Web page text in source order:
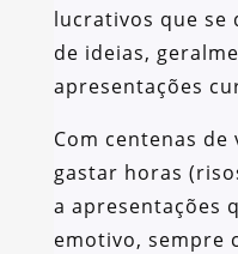
lucrativos que se
de ideias,
apresentações
Com centenas
gastar horas
a apresentações
emotivo, sempre